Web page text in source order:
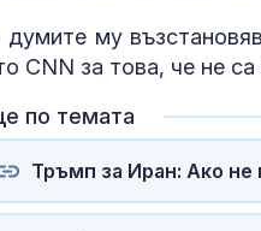
думите му
CNN за това, че не
по темата
Тръмп за Иран: Ако